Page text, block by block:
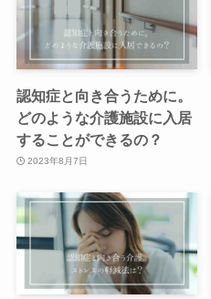
認知症と向き合うために。
どのような介護施設に入居
することができるの？
2023年8月7日